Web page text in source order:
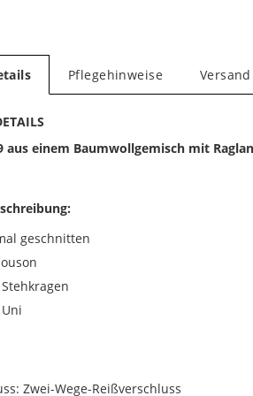
Pflegehinweise Versand
aus einem Baumwollgemisch mit
geschnitten
Zwei-Wege-Reißverschluss